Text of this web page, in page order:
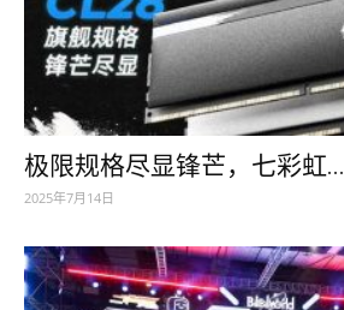
极限规格尽显锋芒，七彩虹...
2025年7月14日